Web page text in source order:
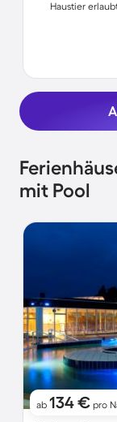
Haustier
mit Pool
ab 134 € pro